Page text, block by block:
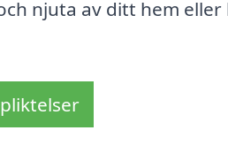
njuta av ditt hem